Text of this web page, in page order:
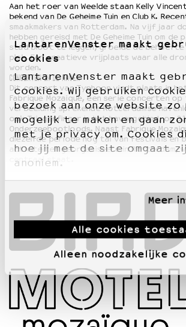
LantarenVenster maakt
cookies
LantarenVenster maakt
cookies. Wij gebruiken
bezoek aan onze website
mogelijk te maken en gaan
met je privacy om. Cookies
hoe jij met de site omgaat
anoniem.
Meer
Alle cookies
Alleen noodzakelijke
Aan het roer van Weelde staan Kelly
bekend van De Geheime Tuin en Club K.
smaakmakers van Rotterdam. Na vijf jaar
hebben gereisd met De Geheime Tuin om
stad bloot te leggen, groeide de behoefte
plek. Een creatieve vrijplaats waar alle
worden.
CONCERTEN IN DE HAVEN
Dit concert van Typhoon vindt plaats in
Fabrique Mozaique, een serie concerten
verbeelding sprekende Rotterdamse
ook Triggerfinger in het havengebied, op
Onderzeebootloods. Naast Fabrique
diezelfde periode nog tal van festivals en
activiteiten georganiseerd in Rotterdam,
centraal staat.